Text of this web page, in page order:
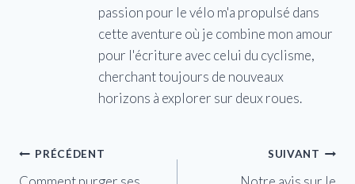
passion pour le vélo m'a propulsé dans
cette aventure où je combine mon amour
pour l'écriture avec celui du cyclisme,
cherchant toujours de nouveaux
horizons à explorer sur deux roues.
Navigation
PRÉCÉDENT SUIVANT